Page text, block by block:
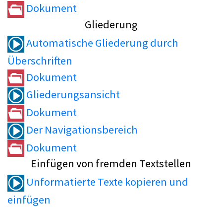
Dokument
Gliederung
Automatische Gliederung durch
Überschriften
Dokument
Gliederungsansicht
Dokument
Der Navigationsbereich
Dokument
Einfügen von fremden Textstellen
Unformatierte Texte kopieren und
einfügen